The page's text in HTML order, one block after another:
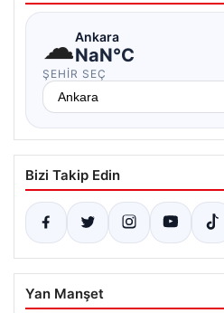
☁Ankara
NaN°C
ŞEHIR SEÇ
Bizi Takip Edin
Yan Manşet